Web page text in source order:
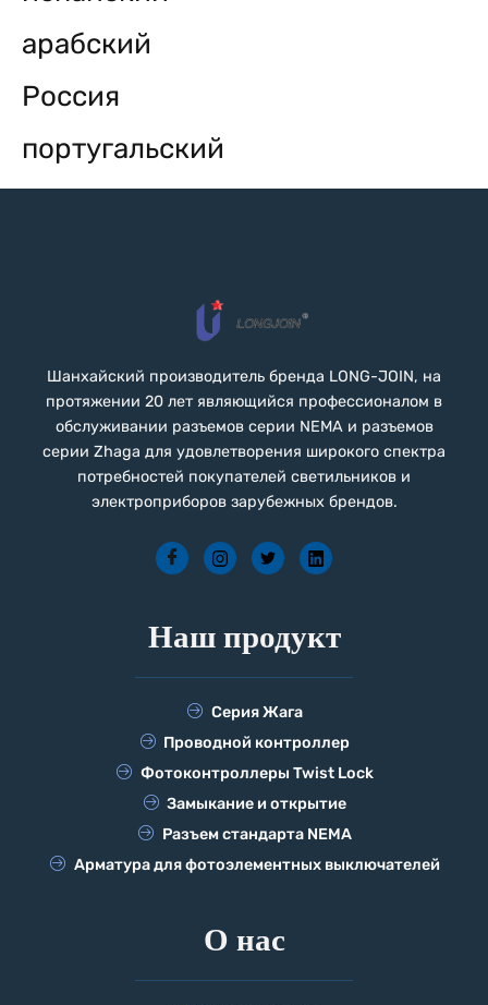
арабский
Россия
португальский
Шанхайский производитель бренда LONG-JOIN, на
протяжении 20 лет являющийся профессионалом в
обслуживании разъемов серии NEMA и разъемов
серии Zhaga для удовлетворения широкого спектра
потребностей покупателей светильников и
электроприборов зарубежных брендов.
Наш продукт
Серия Жага
Проводной контроллер
Фотоконтроллеры Twist Lock
Замыкание и открытие
Разъем стандарта NEMA
Арматура для фотоэлементных выключателей
О нас